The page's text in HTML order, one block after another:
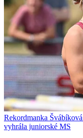
Rekordmanka
vyhrála juniorské MS